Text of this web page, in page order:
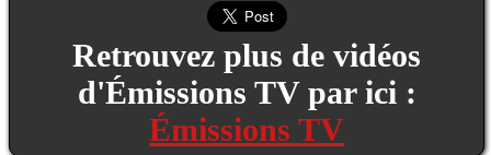
Retrouvez plus de vidéos
d'Émissions TV par ici :
Émissions TV